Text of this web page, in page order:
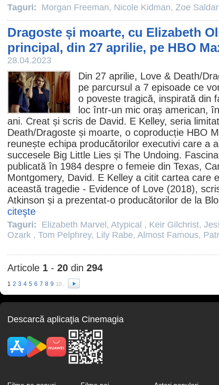
Taguri: Morgan Freeman, Nicole Kidman, Zoe
Dragoste și moarte, cu Elizabeth
principal, din 27 aprilie, pe HBO
28.04.2023
Din 27 aprilie, Love & Death/
pe parcursul a 7 episoade ce
o poveste tragică, inspirată din
loc într-un mic oraș american,
ani. Creat și scris de David. E Kelley, seria
Death/Dragoste și moarte, o coproducție HBO
reunește echipa producătorilor executivi care a
succesele Big Little Lies și The Undoing.
publicată în 1984 despre o femeie din Texas,
Montgomery, David. E Kelley a citit cartea care
această tragedie - Evidence of Love (2018),
Atkinson și a prezentat-o producătorilor de la
citeşte
Taguri: Elizabeth Marvel , Atypical , Keir Gilchrist,
Ozark , Tom Pelphrey, Lily Rabe, Almost Famous,
Articole 1 - 20 din 294
1 2 3 4 5 6 7 8 9 10..
Descarcă aplicaţia Cinemagia